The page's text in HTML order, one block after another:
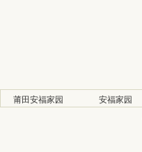
莆田安福家园 安福家园